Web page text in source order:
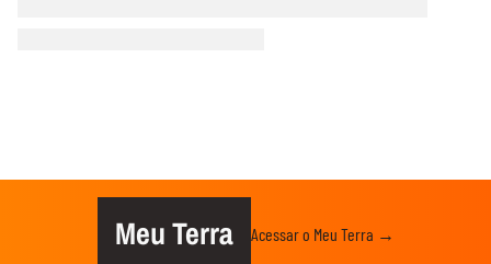
Meu Terra Acessar o Meu Terra →